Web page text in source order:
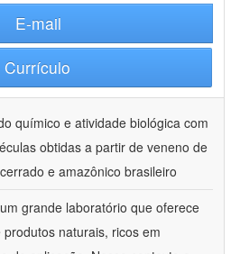
E-mail
Currículo
químico e atividade biológica com
obtidas a partir de veneno de
e amazônico brasileiro
grande laboratório que oferece
naturais, ricos em